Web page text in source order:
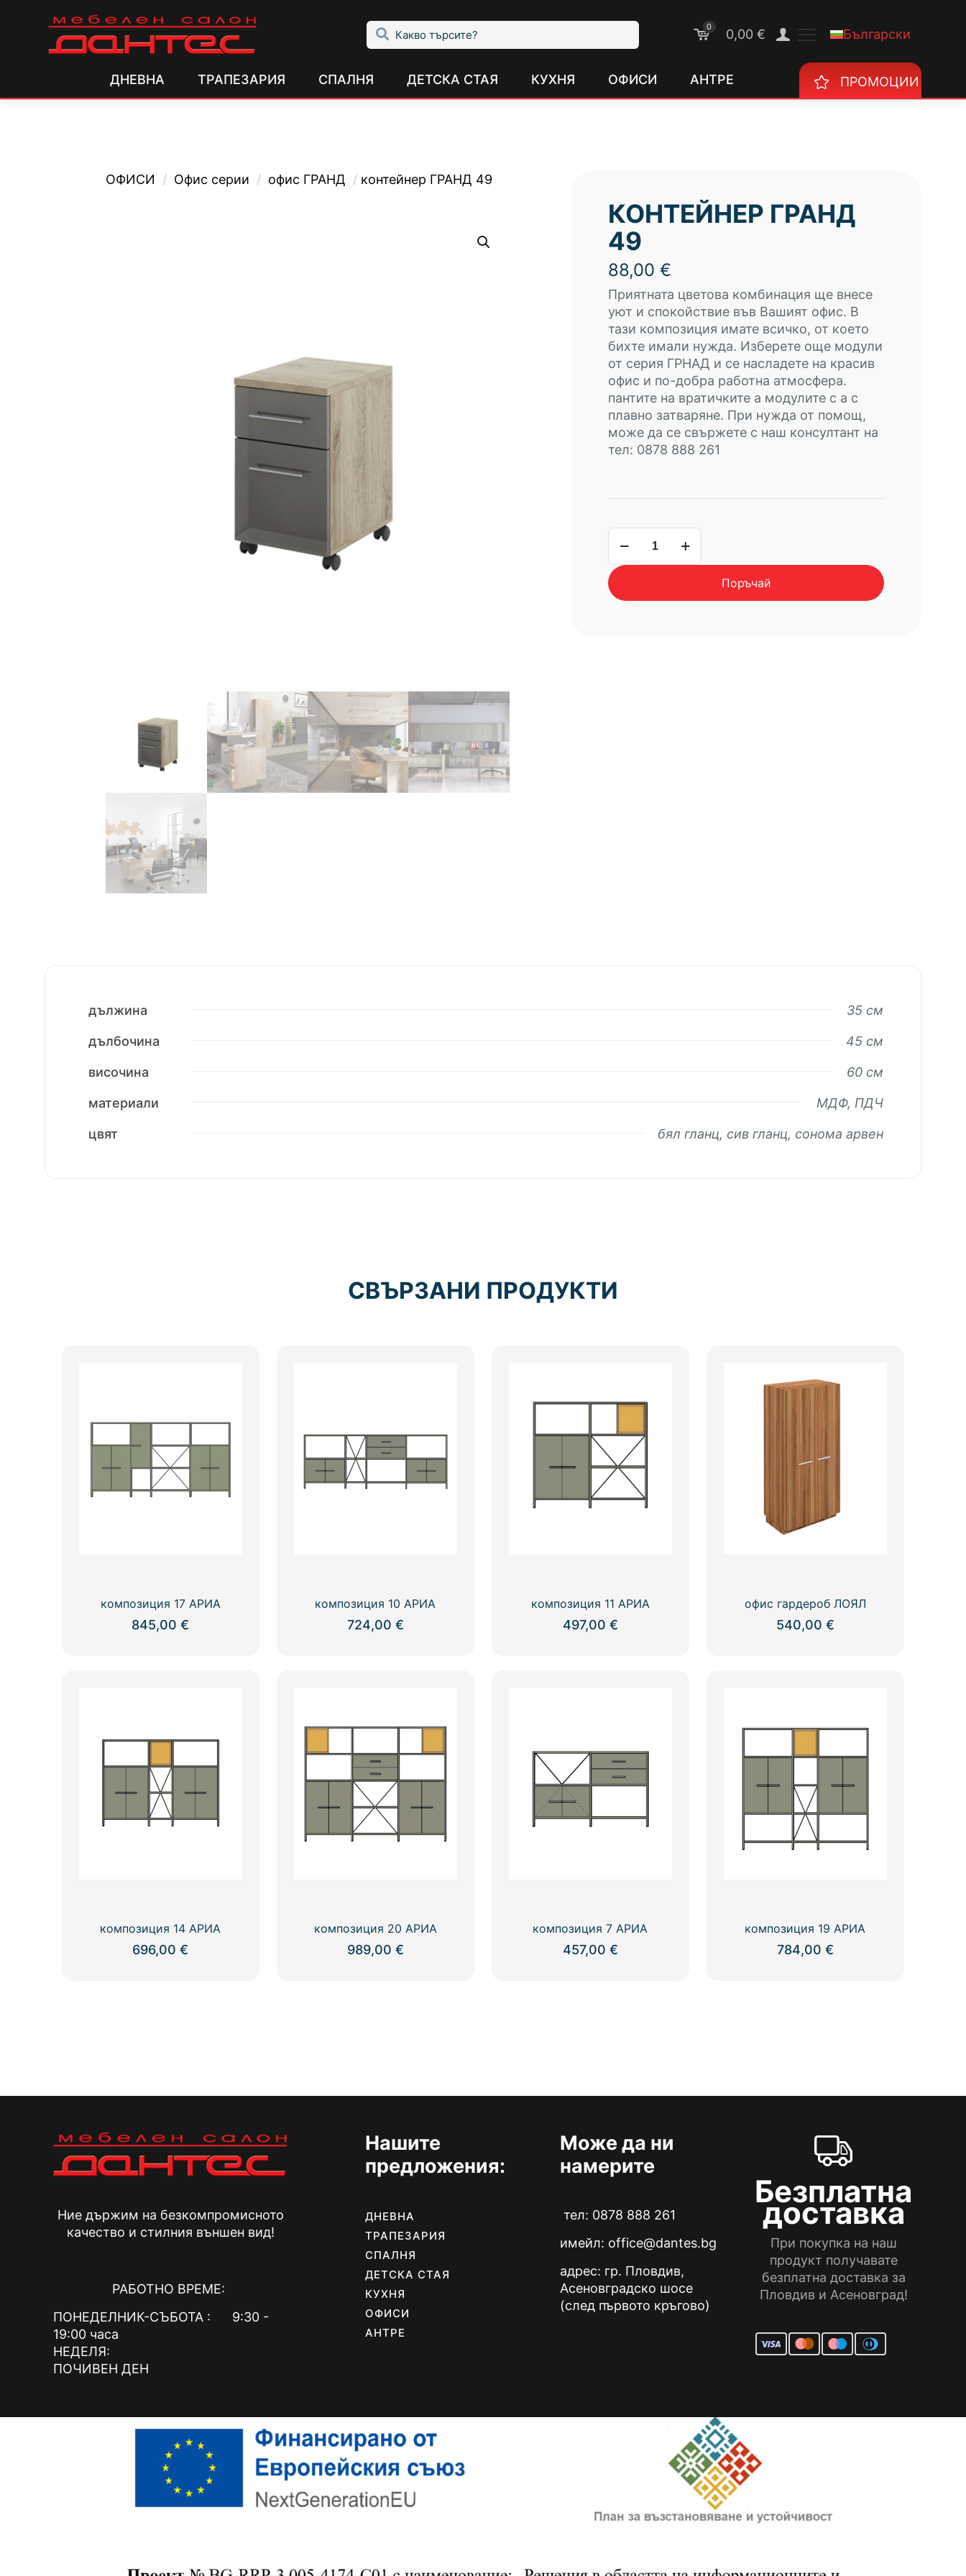
0 0,00 € Български
ДНЕВНА ТРАПЕЗАРИЯ СПАЛНЯ ДЕТСКА СТАЯ КУХНЯ ОФИСИ АНТРЕ ПРОМОЦИИ
ОФИСИ / Офис серии / офис ГРАНД / контейнер ГРАНД 49
КОНТЕЙНЕР ГРАНД
49
88,00 €
Приятната цветова комбинация ще внесе
уют и спокойствие във Вашият офис. В
тази композиция имате всичко, от което
бихте имали нужда. Изберете още модули
от серия ГРНАД и се насладете на красив
офис и по-добра работна атмосфера.
пантите на вратичките а модулите с а с
плавно затваряне. При нужда от помощ,
може да се свържете с наш консултант на
тел: 0878 888 261
за
контейнер
ГРАНД
49
Поръчай
дължина 35 см
дълбочина 45 см
височина 60 см
материали МДФ, ПДЧ
цвят бял гланц, сив гланц, сонома арвен
СВЪРЗАНИ ПРОДУКТИ
композиция 17 АРИА
845,00€
композиция 10 АРИА
724,00 €
композиция 11 АРИА
497,00 €
офис гардероб ЛОЯЛ
540,00 €
композиция 14 АРИА
696,00€
композиция 20 АРИА
989,00 €
композиция 7 АРИА
457,00 €
композиция 19 АРИА
784,00 €
Ние държим на безкомпромисното
качество и стилния външен вид!
РАБОТНО ВРЕМЕ:
ПОНЕДЕЛНИК-СЪБОТА : 9:30 -
19:00 часа
НЕДЕЛЯ:
ПОЧИВЕН ДЕН
Нашите
предложения:
ДНЕВНА
ТРАПЕЗАРИЯ
СПАЛНЯ
ДЕТСКА СТАЯ
КУХНЯ
ОФИСИ
АНТРЕ
Може да ни
намерите
тел: 0878 888 261
имейл: office@dantes.bg
адрес: гр. Пловдив,
Асеновградско шосе
(след първото кръгово)
Безплатна
доставка
При покупка на наш
продукт получавате
безплатна доставка за
Пловдив и Асеновград!